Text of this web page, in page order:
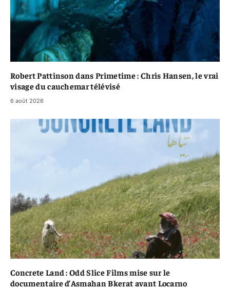
Robert Pattinson dans Primetime : Chris Hansen, le vrai
visage du cauchemar télévisé
6 août 2026
Concrete Land : Odd Slice Films mise sur le
documentaire d’Asmahan Bkerat avant Locarno